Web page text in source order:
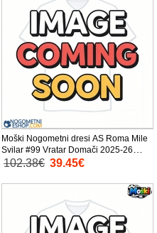
Moški Nogometni dresi AS Roma Mile
Svilar #99 Vratar Domači 2025-26
Dolgi Rokav
102.38€ 39.45€